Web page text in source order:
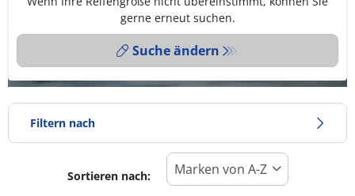
gerne erneut suchen.
Suche ändern
Filtern nach
ReifentypSortieren nach: